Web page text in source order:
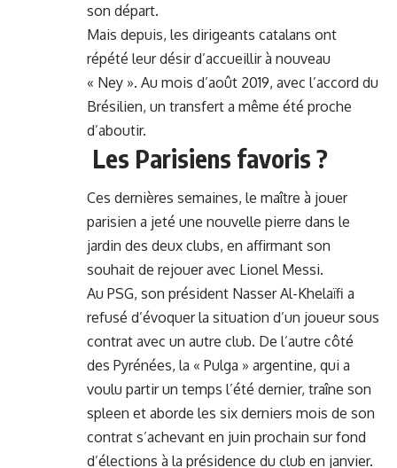
son départ.
Mais depuis, les dirigeants catalans ont
répété leur désir d’accueillir à nouveau
« Ney ». Au mois d’août 2019, avec l’accord du
Brésilien, un transfert a même été proche
d’aboutir.
Les Parisiens favoris ?
Ces dernières semaines, le maître à jouer
parisien a jeté une nouvelle pierre dans le
jardin des deux clubs, en affirmant son
souhait de rejouer avec Lionel Messi.
Au PSG, son président Nasser Al-Khelaïfi a
refusé d’évoquer la situation d’un joueur sous
contrat avec un autre club. De l’autre côté
des Pyrénées, la « Pulga » argentine, qui a
voulu partir un temps l’été dernier, traîne son
spleen et aborde les six derniers mois de son
contrat s’achevant en juin prochain sur fond
d’élections à la présidence du club en janvier.